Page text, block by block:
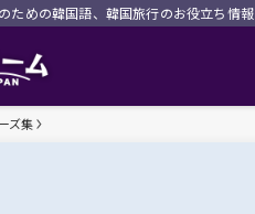
ための韓国語、韓国旅行のお役立ち情報
ズ集